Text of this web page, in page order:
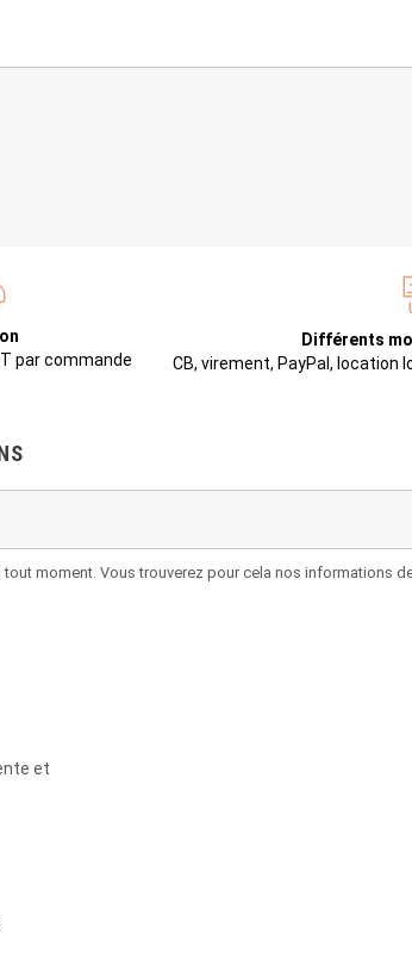
par commande
Différents
CB, virement, PayPal,
moment. Vous trouverez pour cela nos informations
et